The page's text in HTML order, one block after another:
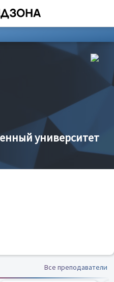
университет
Все преподаватели